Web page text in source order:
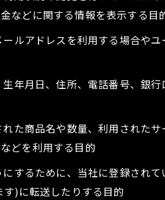
などに関する情報を表示する目
ルアドレスを利用する場合や
年月日、住所、電話番号、銀
た商品名や数量、利用された
どを利用する目的
するために、当社に登録され
)に転送したりする目的